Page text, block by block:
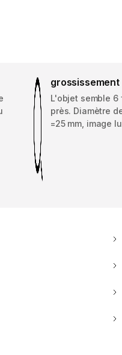
grossissement
L'objet semble 6
près. Diamètre
=25 mm, image